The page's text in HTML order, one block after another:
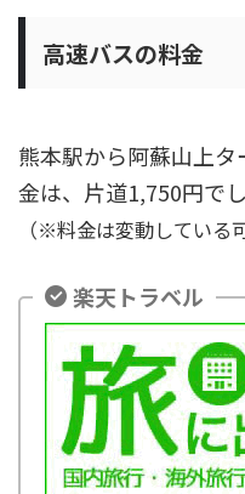
高速バスの料金
熊本駅から阿蘇山上
金は、片道1,750円でし
（※料金は変動している
楽天トラベル